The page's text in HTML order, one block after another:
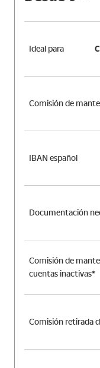
Ideal para
Comisión de
IBAN español
Documentación
Comisión de
cuentas inactivas*
Comisión retirada